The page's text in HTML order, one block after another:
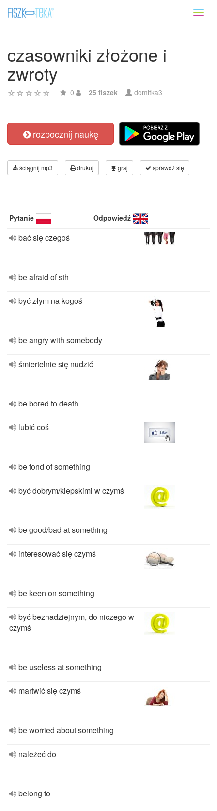
czasowniki złożone i
zwroty
0 25 fiszek domitka3
rozpocznij naukę
ściągnij mp3 drukuj graj sprawdź się
Pytanie Odpowiedź
bać się czegoś
be afraid of sth
być złym na kogoś
be angry with somebody
śmiertelnie się nudzić
be bored to death
lubić coś
be fond of something
być dobrym/kiepskimi w czymś
be good/bad at something
interesować się czymś
be keen on something
być beznadziejnym, do niczego w
czymś
be useless at something
martwić się czymś
be worried about something
należeć do
belong to